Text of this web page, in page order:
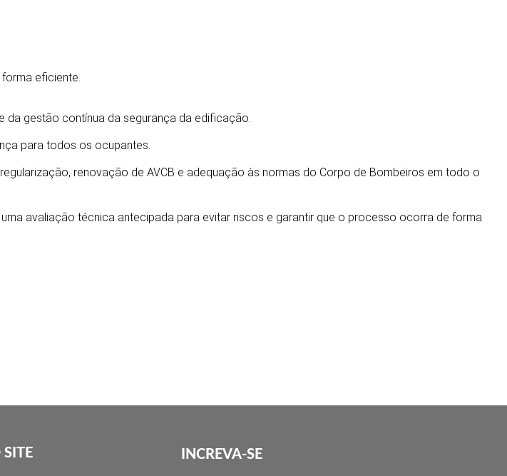
eficiente.
gestão contínua da segurança da edificação.
para todos os ocupantes.
renovação de AVCB e adequação às normas do Corpo de Bombeiros em todo o
avaliação técnica antecipada para evitar riscos e garantir que o processo ocorra de forma
INCREVA-SE